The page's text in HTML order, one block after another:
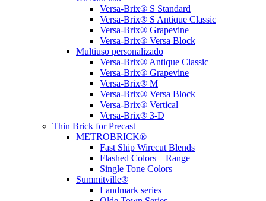
Versa-Brix® S Standard
Versa-Brix® S Antique Classic
Versa-Brix® Grapevine
Versa-Brix® Versa Block
Multiuso personalizado
Versa-Brix® Antique Classic
Versa-Brix® Grapevine
Versa-Brix® M
Versa-Brix® Versa Block
Versa-Brix® Vertical
Versa-Brix® 3-D
Thin Brick for Precast
METROBRICK®
Fast Ship Wirecut Blends
Flashed Colors – Range
Single Tone Colors
Summitville®
Landmark series